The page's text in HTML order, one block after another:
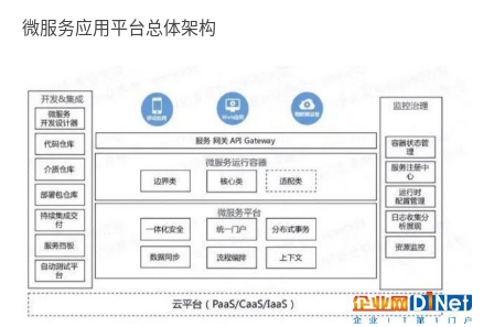
微服务应用平台总体架构